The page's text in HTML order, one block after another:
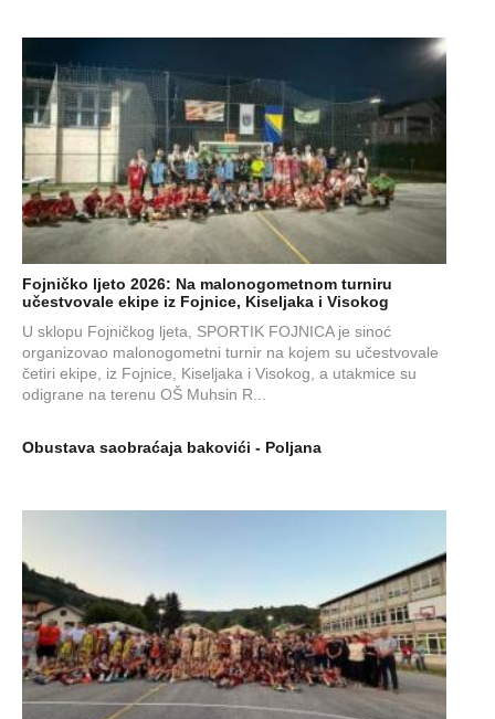
Fojničko ljeto 2026: Na malonogometnom turniru
učestvovale ekipe iz Fojnice, Kiseljaka i Visokog
U sklopu Fojničkog ljeta, SPORTIK FOJNICA je sinoć
organizovao malonogometni turnir na kojem su učestvovale
četiri ekipe, iz Fojnice, Kiseljaka i Visokog, a utakmice su
odigrane na terenu OŠ Muhsin R...
Obustava saobraćaja bakovići - Poljana